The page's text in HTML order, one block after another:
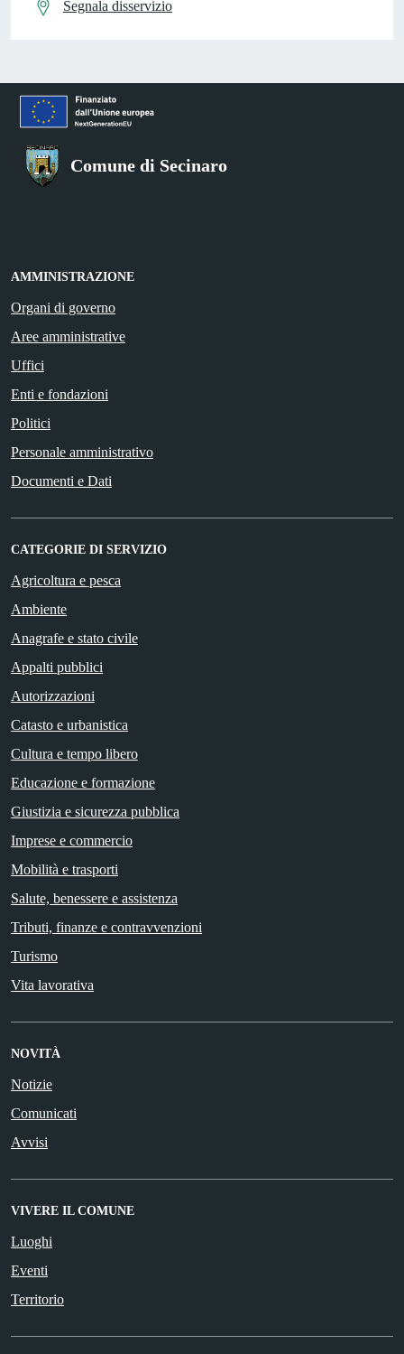
Segnala disservizio
Comune di Secinaro
AMMINISTRAZIONE
Organi di governo
Aree amministrative
Uffici
Enti e fondazioni
Politici
Personale amministrativo
Documenti e Dati
CATEGORIE DI SERVIZIO
Agricoltura e pesca
Ambiente
Anagrafe e stato civile
Appalti pubblici
Autorizzazioni
Catasto e urbanistica
Cultura e tempo libero
Educazione e formazione
Giustizia e sicurezza pubblica
Imprese e commercio
Mobilità e trasporti
Salute, benessere e assistenza
Tributi, finanze e contravvenzioni
Turismo
Vita lavorativa
NOVITÀ
Notizie
Comunicati
Avvisi
VIVERE IL COMUNE
Luoghi
Eventi
Territorio